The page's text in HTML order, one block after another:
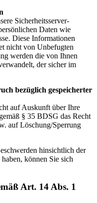
Sicherheitsserver-
Daten wie
Diese Informationen
nicht von Unbefugten
werden die von Ihnen
der sicher im
bezüglich gespeicherter
auf Auskunft über Ihre
§ 35 BDSG das Recht
auf Löschung/Sperrung
hinsichtlich der
können Sie sich
Art. 14 Abs. 1